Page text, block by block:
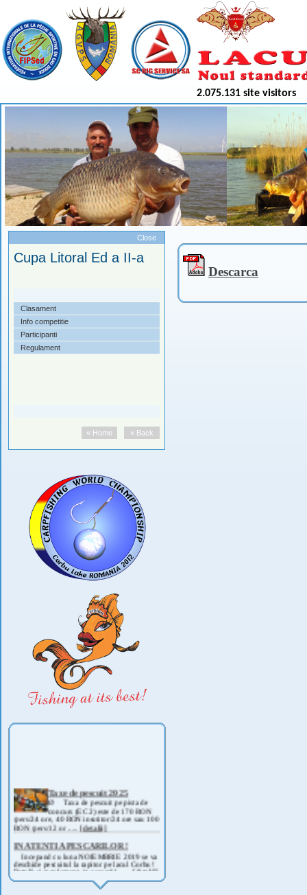
2.075.131 site visitors
Close
Cupa Litoral Ed a II-a
Clasament
Info competitie
Participanti
Regulament
« Back
« Home
Taxe de pescuit 2025
Ø Taxa de pescuit pe pista de
concurs (EC 2) este de 170 RON
/pers/24 ore, 40 RON insotitor/24 ore sau 100
RON /pers/12 or .....[detalii]
IN ATENTIA PESCARILOR !
Incepand cu luna NOIEMBRIE 2019 se va
deschide pescuitul la rapitor pe lacul Corbu !
Detalii si regulament, in curand ! .....[detalii]
ANUNT IMPORTANT
Descarca